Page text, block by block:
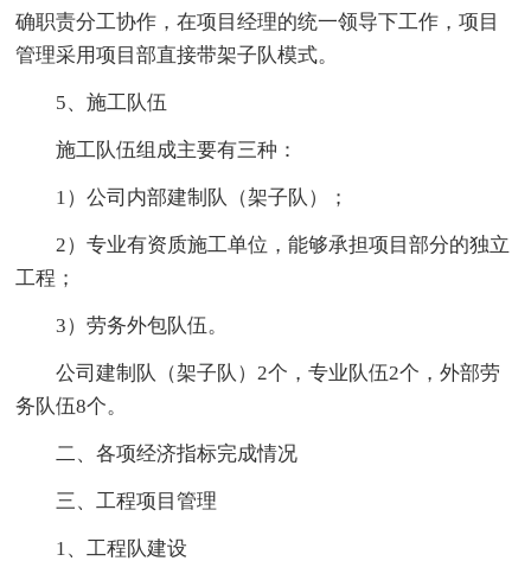
确职责分工协作，在项目经理的统一领导下工作，项目
管理采用项目部直接带架子队模式。
5、施工队伍
施工队伍组成主要有三种：
1）公司内部建制队（架子队）；
2）专业有资质施工单位，能够承担项目部分的独立
工程；
3）劳务外包队伍。
公司建制队（架子队）2个，专业队伍2个，外部劳
务队伍8个。
二、各项经济指标完成情况
三、工程项目管理
1、工程队建设